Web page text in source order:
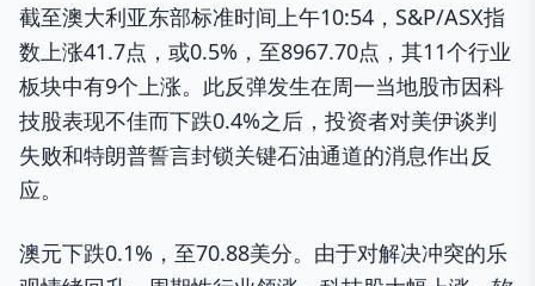
截至澳大利亚东部标准时间上午10:54，S&P/ASX指
数上涨41.7点，或0.5%，至8967.70点，其11个行业
板块中有9个上涨。此反弹发生在周一当地股市因科
技股表现不佳而下跌0.4%之后，投资者对美伊谈判
失败和特朗普誓言封锁关键石油通道的消息作出反
应。
澳元下跌0.1%，至70.88美分。由于对解决冲突的乐